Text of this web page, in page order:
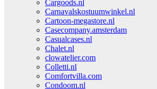
Cargoods.nl
Carnavalskostuumwinkel.nl
Cartoon-megastore.nl
Casecompany.amsterdam
Casualcases.nl
Chalet.nl
clowatelier.com
Colletti.nl
Comfortvilla.com
Condoom.nl